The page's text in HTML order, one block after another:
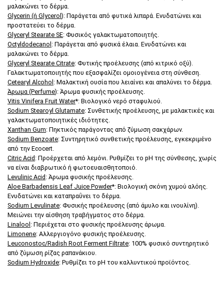
μαλακώνει το δέρμα.
Glycerin (ή Glycerol): Παράγεται από φυτικά λιπαρά. Ενυδατώνει και
προστατεύει το δέρμα.
Glyceryl Stearate SE: Φυσικός γαλακτωματοποιητής.
Octyldodecanol : Παράγεται από φυσικά έλαια. Ενυδατώνει και
μαλακώνει το δέρμα.
Glyceryl Stearate Citrate: Φυτικής προέλευσης (από κιτρικό οξύ).
Γαλακτωματοποιητής που εξασφαλίζει ομοιογένεια στη σύνθεση.
Cetearyl Alcohol : Μαλακτική ουσία που λειαίνει και απαλύνει το δέρμα.
Άρωμα (Perfume): Άρωμα φυσικής προέλευσης.
Vitis Vinifera Fruit Water*: Βιολογικό νερό σταφυλιού.
Sodium Stearoyl Glutamate: Συνθετικής προέλευσης, με μαλακτικές και
γαλακτωματοποιητικές ιδιότητες.
Xanthan Gum: Πηκτικός παράγοντας από ζύμωση σακχάρων.
Sodium Benzoate: Συντηρητικό συνθετικής προέλευσης, εγκεκριμένο
από την Ecocert.
Citric Acid : Προέρχεται από λεμόνι. Ρυθμίζει το pH της σύνθεσης, χωρίς
να είναι διαβρωτικό ή φωτοευαισθητοποιό.
Levulinic Acid : Άρωμα φυσικής προέλευσης.
Aloe Barbadensis Leaf Juice Powder*: Βιολογική σκόνη χυμού αλόης.
Ενυδατώνει και καταπραΰνει το δέρμα.
Sodium Levulinate: Φυσικής προέλευσης (από άμυλο και ινουλίνη).
Μειώνει την αίσθηση τραβήγματος στο δέρμα.
Linalool : Περιέχεται στο φυσικής προέλευσης άρωμα.
Limonene: Αλλεργιογόνο φυσικής προέλευσης.
Leuconostoc/Radish Root Ferment Filtrate: 100% φυσικό συντηρητικό
από ζύμωση ρίζας ραπανάκιου.
Sodium Hydroxide: Ρυθμίζει το pH του καλλυντικού προϊόντος.